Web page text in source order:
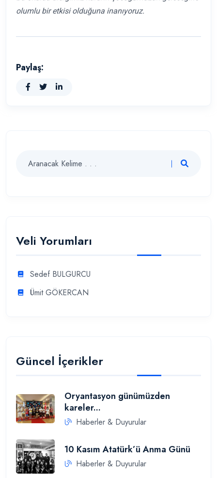
olumlu bir etkisi olduğuna inanıyoruz.
Paylaş:
Veli Yorumları
Sedef BULGURCU
Ümit GÖKERCAN
Güncel İçerikler
Oryantasyon günümüzden
kareler...
Haberler & Duyurular
10 Kasım Atatürk’ü Anma Günü
Haberler & Duyurular